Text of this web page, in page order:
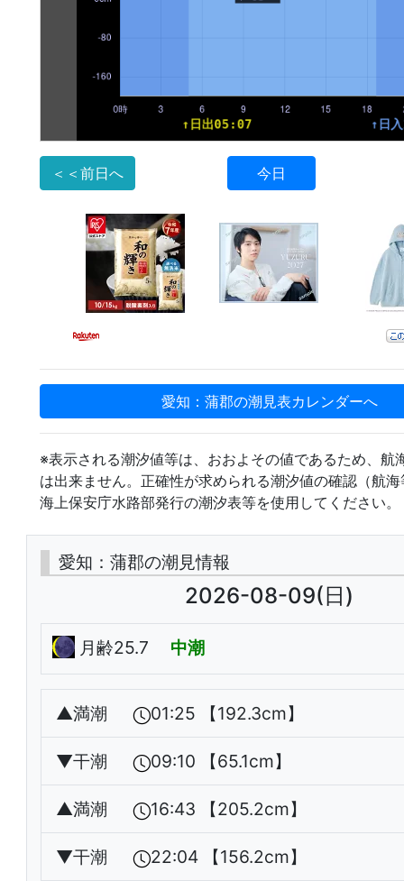
＜＜前日へ 今日
愛知：蒲郡の潮見表カレンダーへ
※表示される潮汐値等は、おおよその値であるため、航
は出来ません。正確性が求められる潮汐値の確認（航
海上保安庁水路部発行の潮汐表等を使用してください。
愛知：蒲郡の潮見情報
2026-08-09(日)
月齢25.7 中潮
▲満潮 01:25 【192.3cm】
▼干潮 09:10 【65.1cm】
▲満潮 16:43 【205.2cm】
▼干潮 22:04 【156.2cm】